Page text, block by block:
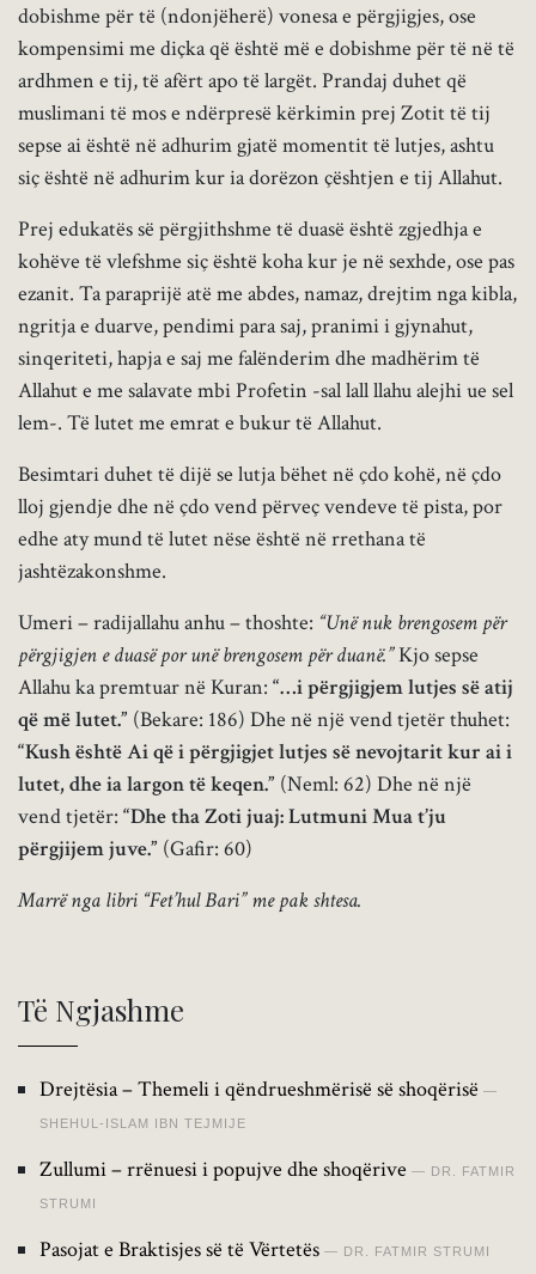
dobishme për të (ndonjëherë) vonesa e përgjigjes, ose
kompensimi me diçka që është më e dobishme për të në të
ardhmen e tij, të afërt apo të largët. Prandaj duhet që
muslimani të mos e ndërpresë kërkimin prej Zotit të tij
sepse ai është në adhurim gjatë momentit të lutjes, ashtu
siç është në adhurim kur ia dorëzon çështjen e tij Allahut.
Prej edukatës së përgjithshme të duasë është zgjedhja e
kohëve të vlefshme siç është koha kur je në sexhde, ose pas
ezanit. Ta paraprijë atë me abdes, namaz, drejtim nga kibla,
ngritja e duarve, pendimi para saj, pranimi i gjynahut,
sinqeriteti, hapja e saj me falënderim dhe madhërim të
Allahut e me salavate mbi Profetin -sal lall llahu alejhi ue sel
lem-. Të lutet me emrat e bukur të Allahut.
Besimtari duhet të dijë se lutja bëhet në çdo kohë, në çdo
lloj gjendje dhe në çdo vend përveç vendeve të pista, por
edhe aty mund të lutet nëse është në rrethana të
jashtëzakonshme.
Umeri – radijallahu anhu – thoshte: “Unë nuk brengosem për
përgjigjen e duasë por unë brengosem për duanë.”Kjo sepse
Allahu ka premtuar në Kuran: “…i përgjigjem lutjes së atij
që më lutet.” (Bekare: 186) Dhe në një vend tjetër thuhet:
“Kush është Ai që i përgjigjet lutjes së nevojtarit kur ai i
lutet, dhe ia largon të keqen.” (Neml: 62) Dhe në një
vend tjetër: “Dhe tha Zoti juaj: Lutmuni Mua t’ju
përgjijem juve.” (Gafir: 60)
Marrë nga libri “Fet’hul Bari” me pak shtesa.
Të Ngjashme
Drejtësia – Themeli i qëndrueshmërisë së shoqërisë
SHEHUL-ISLAM IBN TEJMIJE
Zullumi – rrënuesi i popujve dhe shoqërive DR. FATMIR
STRUMI
Pasojat e Braktisjes së të Vërtetës DR. FATMIR STRUMI